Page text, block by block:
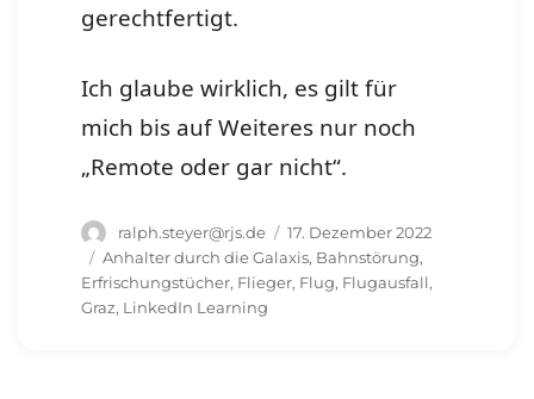
gerechtfertigt.
Ich glaube wirklich, es gilt für
mich bis auf Weiteres nur noch
„Remote oder gar nicht“.
Autor
ralph.steyer@rjs.de
Veröffentlicht
am
17. Dezember 2022
Schlagwörter
Anhalter durch die Galaxis, Bahnstörung,
Erfrischungstücher, Flieger, Flug, Flugausfall,
Graz, LinkedIn Learning